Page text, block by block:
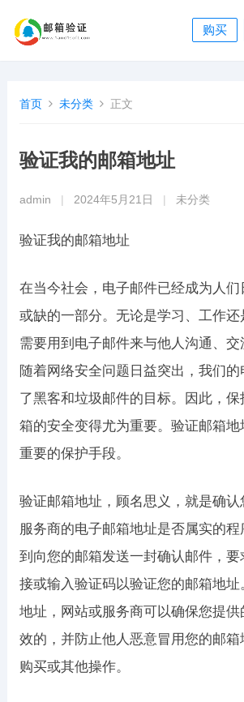
购买
首页 未分类 正文
验证我的邮箱地址
admin 2024年5月21日 未分类
验证我的邮箱地址
在当今社会，电子邮件已经成为人
或缺的一部分。无论是学习、工作
需要用到电子邮件来与他人沟通、交
随着网络安全问题日益突出，我们
了黑客和垃圾邮件的目标。因此，
箱的安全变得尤为重要。验证邮箱
重要的保护手段。
验证邮箱地址，顾名思义，就是确
服务商的电子邮箱地址是否属实的程
到向您的邮箱发送一封确认邮件，
接或输入验证码以验证您的邮箱地
地址，网站或服务商可以确保您提
效的，并防止他人恶意冒用您的邮箱
购买或其他操作。